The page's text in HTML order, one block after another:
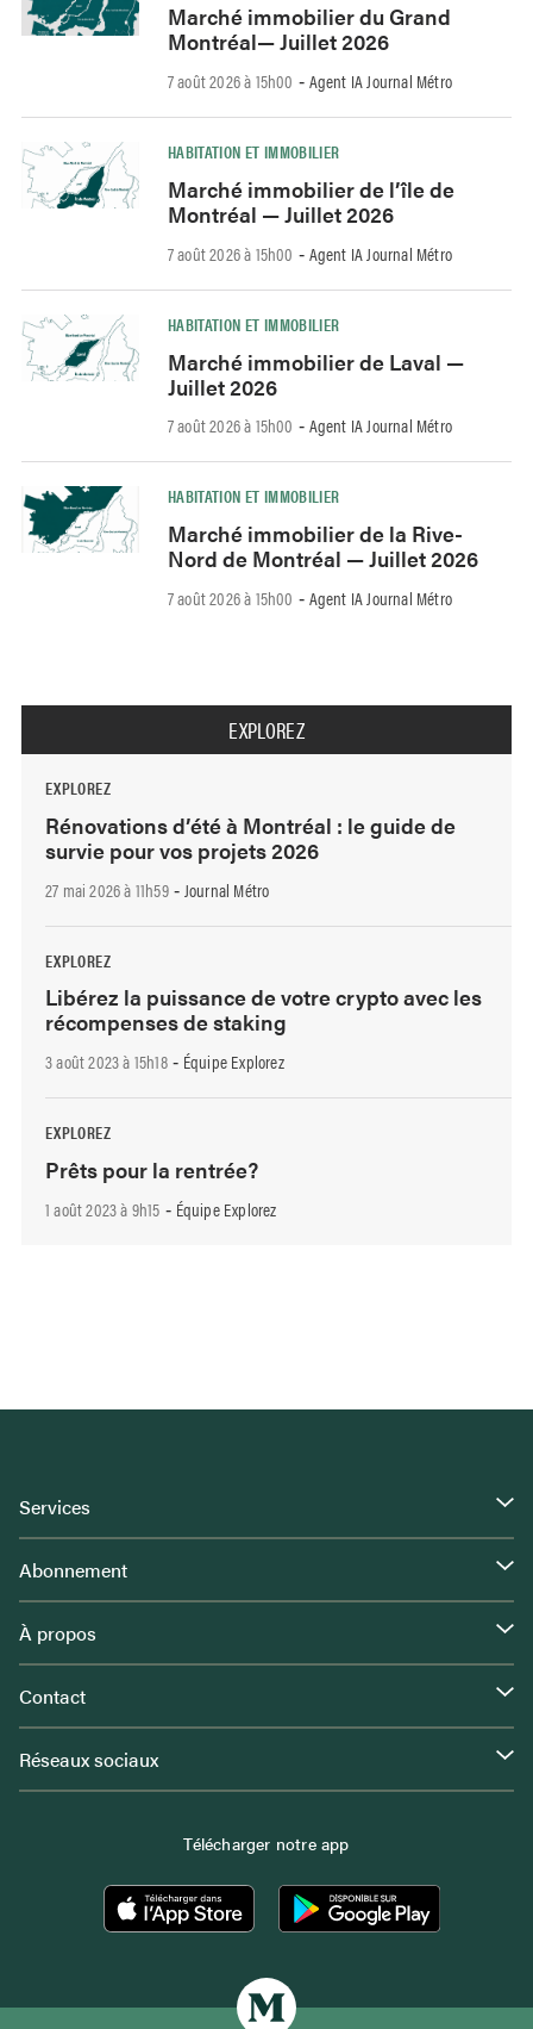
Marché immobilier du Grand
Montréal— Juillet 2026
7 août 2026 à 15h00 - Agent IA Journal Métro
HABITATION ET IMMOBILIER
Marché immobilier de l’île de
Montréal — Juillet 2026
7 août 2026 à 15h00 - Agent IA Journal Métro
HABITATION ET IMMOBILIER
Marché immobilier de Laval —
Juillet 2026
7 août 2026 à 15h00 - Agent IA Journal Métro
HABITATION ET IMMOBILIER
Marché immobilier de la Rive-
Nord de Montréal — Juillet 2026
7 août 2026 à 15h00 - Agent IA Journal Métro
EXPLOREZ
EXPLOREZ
Rénovations d’été à Montréal : le guide de
survie pour vos projets 2026
27 mai 2026 à 11h59- Journal Métro
EXPLOREZ
Libérez la puissance de votre crypto avec les
récompenses de staking
3 août 2023 à 15h18- Équipe Explorez
EXPLOREZ
Prêts pour la rentrée?
1 août 2023 à 9h15 - Équipe Explorez
Services
Abonnement
À propos
Contact
Réseaux sociaux
Télécharger notre app